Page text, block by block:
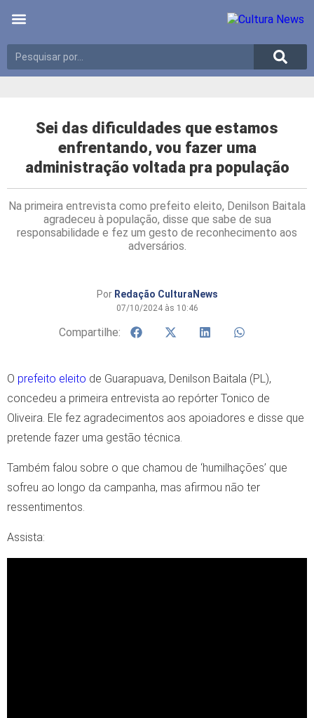
Sei das dificuldades que estamos
enfrentando, vou fazer uma
administração voltada pra população
Na primeira entrevista como prefeito eleito, Denilson Baitala
agradeceu à população, disse que sabe de sua
responsabilidade e fez um gesto de reconhecimento aos
adversários.
Por Redação CulturaNews
07/10/2024 às 10:46
Compartilhe:
O prefeito eleito de Guarapuava, Denilson Baitala (PL),
concedeu a primeira entrevista ao repórter Tonico de
Oliveira. Ele fez agradecimentos aos apoiadores e disse que
pretende fazer uma gestão técnica.
Também falou sobre o que chamou de ‘humilhações’ que
sofreu ao longo da campanha, mas afirmou não ter
ressentimentos.
Assista: